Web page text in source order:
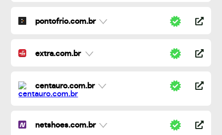
pontofrio.com.br
extra.com.br
centauro.com.br
netshoes.com.br